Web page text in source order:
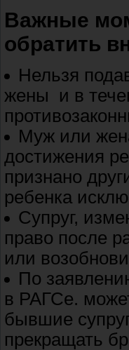
Важные
обратить
Нельзя
жены и в
Муж или
достижения
признано
ребенка
Супруг,
право после
или
По
в РАГСе.
бывшие
прекращать